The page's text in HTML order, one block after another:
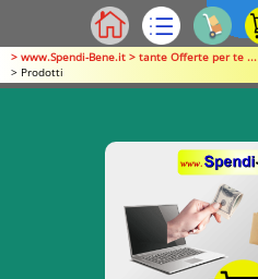
> www.Spendi-Bene.it > tante Offerte per te ...
> Prodotti